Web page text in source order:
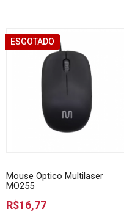
ESGOTADO
Mouse Optico Multilaser
MO255
R$16,77